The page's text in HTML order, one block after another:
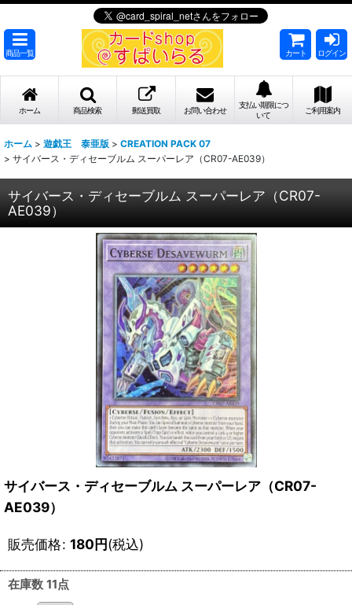
商品一覧 カート ログイン
ホーム 商品検索 郵送買取 お問い合わせ
支払い期限につ
いて
ご利用案内
ホーム > 遊戯王 泰亜版 > CREATION PACK 07
> サイバース・ディセーブルム スーパーレア（CR07-AE039）
サイバース・ディセーブルム スーパーレア（CR07-
AE039）
サイバース・ディセーブルム スーパーレア（CR07-
AE039）
販売価格: 180円(税込)
在庫数 11点